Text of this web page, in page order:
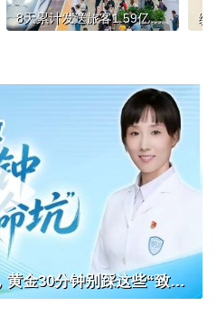
8天累计发送旅客1.59亿人次，铁路“五一”假期运输收官
有医说医｜热射病急救，黄金30分钟别踩这些“致命坑”